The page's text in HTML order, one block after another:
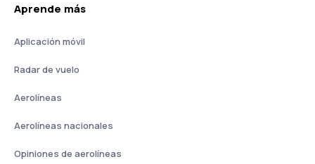
Aprende más
Aplicación móvil
Radar de vuelo
Aerolíneas
Aerolíneas nacionales
Opiniones de aerolíneas